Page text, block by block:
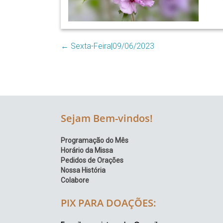
Episcopal
Sé
–← Sexta-Feira|09/06/2023
Sejam Bem-vindos!
Programação do Mês
Horário da Missa
Pedidos de Orações
Nossa História
Colabore
PIX PARA DOAÇÕES: